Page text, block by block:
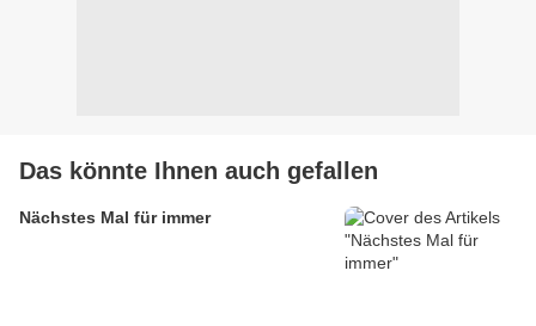
Das könnte Ihnen auch gefallen
Nächstes Mal für immer